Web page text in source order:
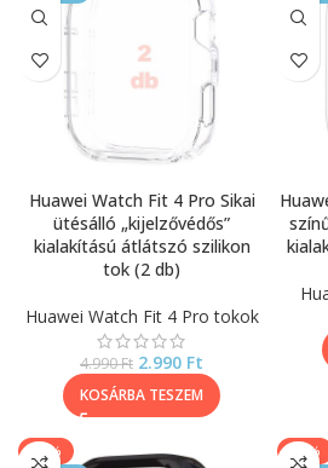
Huawei Watch Fit 4 Pro Sikai
ütésálló „kijelzővédős”
kialakítású átlátszó szilikon
tok (2 db)
Huawei Watch Fit 4 Pro tokok
4.990Ft 2.990 Ft
KOSÁRBA TESZEM
-33%
-33%